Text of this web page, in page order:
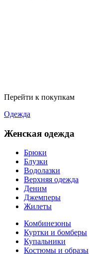
Перейти к покупкам
Одежда
Женская одежда
Брюки
Блузки
Водолазки
Верхняя одежда
Деним
Джемперы
Жилеты
Комбинезоны
Куртки и бомберы
Купальники
Костюмы и образы